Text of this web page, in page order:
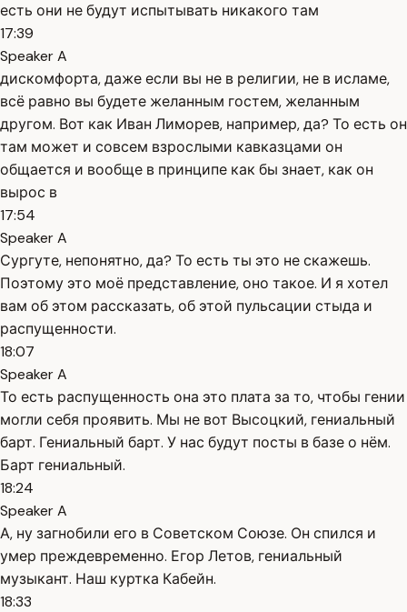
есть они не будут испытывать никакого там
17:39
Speaker A
дискомфорта, даже если вы не в религии, не в исламе,
всё равно вы будете желанным гостем, желанным
другом. Вот как Иван Лиморев, например, да? То есть он
там может и совсем взрослыми кавказцами он
общается и вообще в принципе как бы знает, как он
вырос в
17:54
Speaker A
Сургуте, непонятно, да? То есть ты это не скажешь.
Поэтому это моё представление, оно такое. И я хотел
вам об этом рассказать, об этой пульсации стыда и
распущенности.
18:07
Speaker A
То есть распущенность она это плата за то, чтобы гении
могли себя проявить. Мы не вот Высоцкий, гениальный
барт. Гениальный барт. У нас будут посты в базе о нём.
Барт гениальный.
18:24
Speaker A
А, ну загнобили его в Советском Союзе. Он спился и
умер преждевременно. Егор Летов, гениальный
музыкант. Наш куртка Кабейн.
18:33